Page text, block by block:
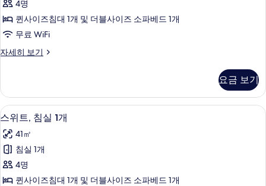
기
히
보
기
퀸
사
즈
대
개
및
소
파
베
4명
퀸사이즈침대 1개 및 더블사이즈 소파베드 1개
무료 WiFi
자세히 보기
스
퀸
사
이
침
대
개
및
요금 보기
스
위
트,
침
실
디지털 채널 시청이 가능한 40인치
6
스위트, 침실 1개
41㎡
침실 1개
4명
퀸사이즈침대 1개 및 더블사이즈 소파베드 1개